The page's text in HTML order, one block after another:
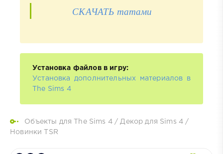
СКАЧАТЬ татами
Установка файлов в игру:
Установка дополнительных материалов в
The Sims 4
Объекты для The Sims 4/ Декор для Sims 4 /
Новинки TSR